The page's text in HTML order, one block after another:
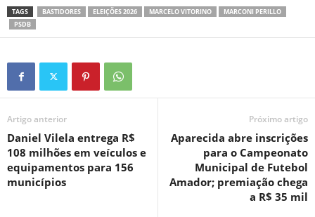
TAGS BASTIDORES ELEIÇÕES 2026 MARCELO VITORINO
MARCONI PERILLO
PSDB
Artigo anterior
Daniel Vilela entrega R$
108 milhões em veículos e
equipamentos para 156
municípios
Próximo artigo
Aparecida abre inscrições
para o Campeonato
Municipal de Futebol
Amador; premiação chega
a R$ 35 mil